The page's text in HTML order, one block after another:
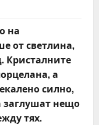
на
от светлина,
Кристалните
а
силно,
заглушат нещо
тях.